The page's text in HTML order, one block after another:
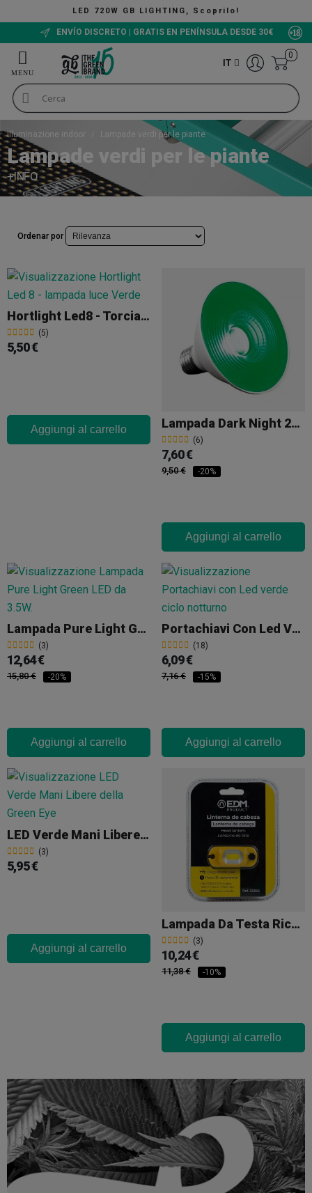
720W GB LIGHTING, Scoprilo!
ENVÍO DISCRETO | GRATIS EN PENÍNSULA DESDE 30€
IT
0
Illuminazione indoor Lampade verdi per le piante
Lampade verdi per le piante
+INFO
Ordenar por
Hortlight Led8 - Torcia Verde Per La Testa
(5)
5,50 €
Aggiungi al carrello Lampada Dark Night 20 W Agrolite
(6)
7,60 €
9,50 € -20%
Aggiungi al carrello
Lampada Pure Light Green LED 3.5W
(3)
12,64 €
15,80 € -20%
Aggiungi al carrello
Portachiavi Con Led Verde
(18)
6,09 €
7,16 € -15%
Aggiungi al carrello
LED Verde Mani Libere Green Eye
(3)
5,95 €
Aggiungi al carrello
Lampada Da Testa Ricaricabile 1W
(3)
10,24 €
11,38 € -10%
Aggiungi al carrello